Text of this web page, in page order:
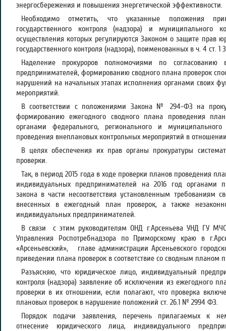
энергосбережения и повышения энергетической эффективности.
Необходимо отметить, что указанные положения
государственного контроля (надзора) и муниципального
осуществления которых регулируются Законом о защите прав
государственного контроля (надзора), поименованных в ч. 4 ст.
Наделение прокуроров полномочиями по согласованию
предпринимателей, формированию сводного плана проверок
нарушений на начальных этапах исполнения органами своих
мероприятий.
В соответствии с положениями Закона № 294-ФЗ на
формированию ежегодного сводного плана проведения
органами федерального, регионального и
проведения внеплановых контрольных мероприятий в
В целях обеспечения их прав органы прокуратуры
проверки.
Так, в период 2015 года в ходе проверки планов проведения
индивидуальных предпринимателей на 2016 год органами
закона в части несоответствия установленным требованиям
внесенных в ежегодный план проверок, а также
индивидуальных предпринимателей.
В связи с этим руководителям ОНД г.Арсеньева УНД ГУ МЧС
Управления Роспотребнадзора по Приморскому краю в
«Арсеньевский», главе администрации Арсеньевского
приведении плана проверок в соответствие со сводным планом
Разъясняю, что юридическое лицо, индивидуальный
контроля (надзора) заявление об исключении из ежегодного
проверки в их отношении, если полагают, что проверка
плановых проверок в нарушение положений ст. 26.1 № 2994 ФЗ.
Порядок подачи заявления, перечень прилагаемых к
отнесение юридического лица, индивидуального